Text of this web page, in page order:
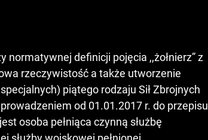
definicji pojęcia ,,żołnierz” z
rzeczywistość a także utworzenie
piątego rodzaju Sił Zbrojnych
od 01.01.2017 r. do przepisu
osoba pełniąca czynną służbę